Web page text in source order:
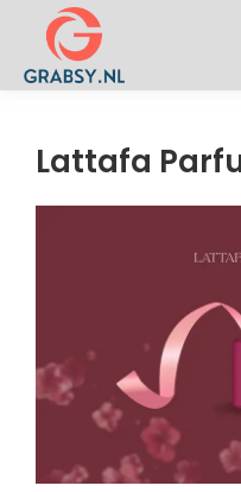
Lattafa